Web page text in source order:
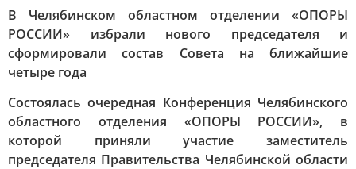
В Челябинском областном отделении «ОПОРЫ
РОССИИ» избрали нового председателя и
сформировали состав Совета на ближайшие
четыре года
Состоялась очередная Конференция Челябинского
областного отделения «ОПОРЫ РОССИИ», в
которой приняли участие заместитель
председателя Правительства Челябинской области